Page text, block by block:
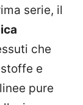
serie, il
che
e
pure